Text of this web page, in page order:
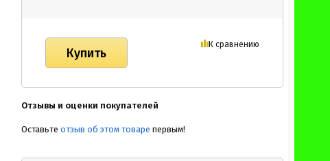
К сравнению
Отзывы и оценки покупателей
Оставьте отзыв об этом товаре первым!